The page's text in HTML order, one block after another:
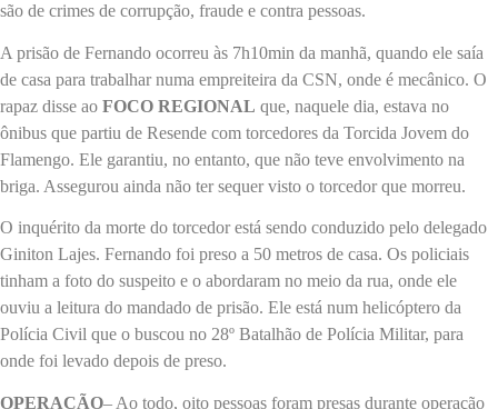
são de crimes de corrupção, fraude e contra pessoas.
A prisão de Fernando ocorreu às 7h10min da manhã, quando ele saía
de casa para trabalhar numa empreiteira da CSN, onde é mecânico. O
rapaz disse ao FOCO REGIONAL que, naquele dia, estava no
ônibus que partiu de Resende com torcedores da Torcida Jovem do
Flamengo. Ele garantiu, no entanto, que não teve envolvimento na
briga. Assegurou ainda não ter sequer visto o torcedor que morreu.
O inquérito da morte do torcedor está sendo conduzido pelo delegado
Giniton Lajes. Fernando foi preso a 50 metros de casa. Os policiais
tinham a foto do suspeito e o abordaram no meio da rua, onde ele
ouviu a leitura do mandado de prisão. Ele está num helicóptero da
Polícia Civil que o buscou no 28º Batalhão de Polícia Militar, para
onde foi levado depois de preso.
OPERAÇÃO– Ao todo, oito pessoas foram presas durante operação